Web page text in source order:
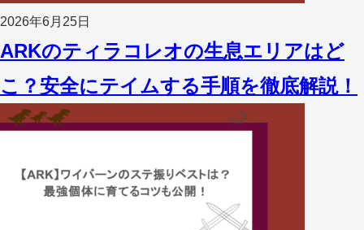
2026年6月25日
ARKのティラコレオの生息エリアはど
こ？安全にテイムする手順を徹底解説！